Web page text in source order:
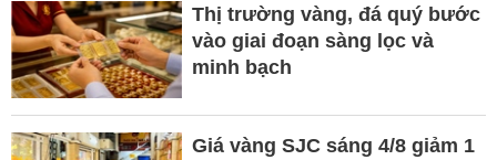
Thị trường vàng, đá quý bước
vào giai đoạn sàng lọc và
minh bạch
Giá vàng SJC sáng 4/8 giảm 1